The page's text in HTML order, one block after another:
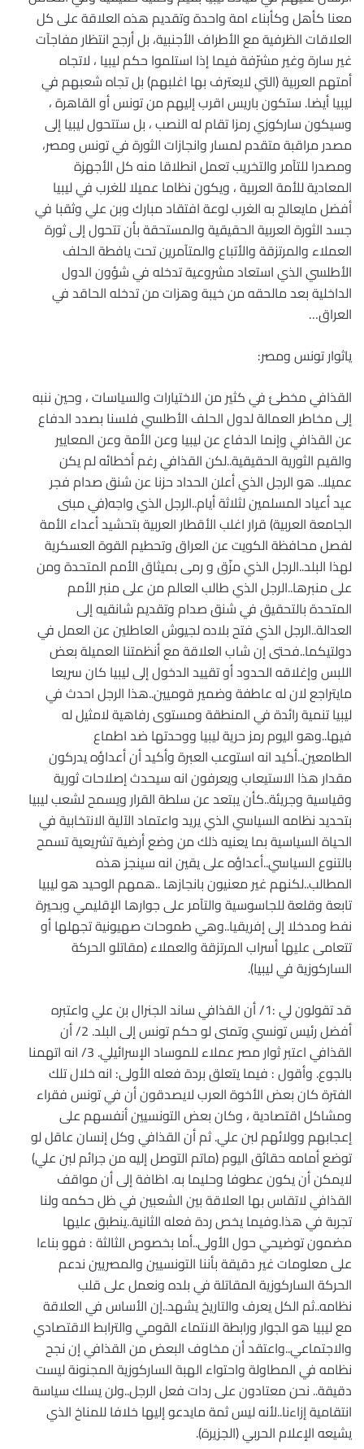
معنا كأهل وكأبناء امة واحدة وتقديم هذه العلاقة على كل
العلاقات الظرفية مع الأطراف الأجنبية، بل أرجح انتظار مفاجآت
غير سارة وغير مشرّفة فيما إذا استلموا حكم ليبيا ، لاتجاه
أمتهم العربية (التي لايعترف بها اغلبهم) بل تجاه شعبهم في
ليبيا أيضا. ستكون باريس اقرب إليهم من تونس أو القاهرة ،
وسيكون ساركوزي رمزا تقام له النصب ، بل ستتحول ليبيا إلى
مصدر مراقبة متقدم لمسار وانجازات الثورة في تونس ومصر،
ومصدرا للتآمر والتخريب تعمل انطلاقا منه كل الأجهزة
المعادية للأمة العربية ، ويكون نظاما عميلا للغرب في ليبيا
أفضل مايعالج به الغرب لوعة افتقاد مبارك وبن علي وثقبا في
جسد الثورة العربية الحقيقية والمستحقة بأن تتحول إلى ثورة
العملاء والمرتزقة والأتباع والمتآمرين تحت يافطة الحلف
الأطلسي الذي استعاد مشروعية تدخله في شؤون الدول
الداخلية بعد مالحقه من خيبة وهزات من تدخله الحاقد في
العراق…
ياثوار تونس ومصر:
القذافي مخطئ في كثير من الاختيارات والسياسات ، وحين ننبه
إلى مخاطر العمالة لدول الحلف الأطلسي فلسنا بصدد الدفاع
عن القذافي وإنما الدفاع عن ليبيا وعن الأمة وعن المعايير
والقيم الثورية الحقيقية..لكن القذافي رغم أخطائه لم يكن
عميلا.. هو الرجل الذي أعلن الحداد حزنا عن شنق صدام فجر
عيد أعياد المسلمين لثلاثة أيام..الرجل الذي واجه(في مبنى
الجامعة العربية) قرار اغلب الأقطار العربية بتحشيد أعداء الأمة
لفصل محافظة الكويت عن العراق وتحطيم القوة العسكرية
لهذا البلد..الرجل الذي مزّق و رمى بميثاق الأمم المتحدة ومن
على منبرها..الرجل الذي طالب العالم من على منبر الأمم
المتحدة بالتحقيق في شنق صدام وتقديم شانقيه إلى
العدالة..الرجل الذي فتح بلاده لجيوش العاطلين عن العمل في
دولتيكما..فحتى إن شاب العلاقة مع أنظمتنا العميلة بعض
اللبس وإغلاقه الحدود أو تقييد الدخول إلى ليبيا كان سريعا
مايتراجع لان له عاطفة وضمير قوميين..هذا الرجل احدث في
ليبيا تنمية رائدة في المنطقة ومستوى رفاهية لامثيل له
فيها..وهو اليوم رمز حرية ليبيا ووحدتها ضد اطماع
الطامعين..أكيد انه استوعب العبرة وأكيد أن أعداؤه يدركون
مقدار هذا الاستيعاب ويعرفون انه سيحدث إصلاحات ثورية
وقياسية وجريئة..كأن يبتعد عن سلطة القرار ويسمح لشعب ليبيا
بتحديد نظامه السياسي الذي يريد واعتماد الآلية الانتخابية في
الحياة السياسية بما يعنيه ذلك من وضع أرضية تشريعية تسمح
بالتنوع السياسي..أعداؤه على يقين انه سينجز هذه
المطالب..لكنهم غير معنيون بانجازها ..همهم الوحيد هو ليبيا
تابعة وقلعة للجاسوسية والتآمر على جوارها الإقليمي وبحيرة
نفط ومدخلا إلى إفريقيا..وهي طموحات صهيونية تجهلها أو
تتعامى عليها أسراب المرتزقة والعملاء (مقاتلو الحركة
الساركوزية في ليبيا).
قد تقولون لي :1/ أن القذافي ساند الجنرال بن علي واعتبره
أفضل رئيس تونسي وتمنى لو حكم تونس إلى البلد. 2/ أن
القذافي اعتبر ثوار مصر عملاء للموساد الإسرائيلي. 3/ انه اتهمنا
بالجوع. وأقول : فيما يتعلق بردة فعله الأولى: انه خلال تلك
الفترة كان بعض الأخوة العرب لايصدقون أن في تونس فقراء
ومشاكل اقتصادية ، وكان بعض التونسيين أنفسهم على
إعجابهم وولائهم لبن علي. ثم أن القذافي وكل إنسان عاقل لو
توضع أمامه حقائق اليوم (ماتم التوصل إليه من جرائم لبن علي)
لايمكن أن يكون عطوفا وحليما به. اظافة إلى أن مواقف
القذافي لاتقاس بها العلاقة بين الشعبين في ظل حكمه ولنا
تجربة في هذا.وفيما يخص ردة فعله الثانية..ينطبق عليها
مضمون توضيحي حول الأولى..أما بخصوص الثالثة : فهو بناءا
على معلومات غير دقيقة بأننا التونسيين والمصريين ندعم
الحركة الساركوزية المقاتلة في بلده ونعمل على قلب
نظامه..ثم الكل يعرف والتاريخ يشهد..إن الأساس في العلاقة
مع ليبيا هو الجوار ورابطة الانتماء القومي والترابط الاقتصادي
والاجتماعي..واعتقد أن مخاوف البعض من القذافي إن نجح
نظامه في المطاولة واحتواء الهبة الساركوزية المجنونة ليست
دقيقة.. نحن معتادون على ردات فعل الرجل..ولن يسلك سياسة
انتقامية إزاءنا..لأنه ليس ثمة مايدعو إليها خلافا للمناخ الذي
يشيعه الإعلام الحربي (الجزيرة).